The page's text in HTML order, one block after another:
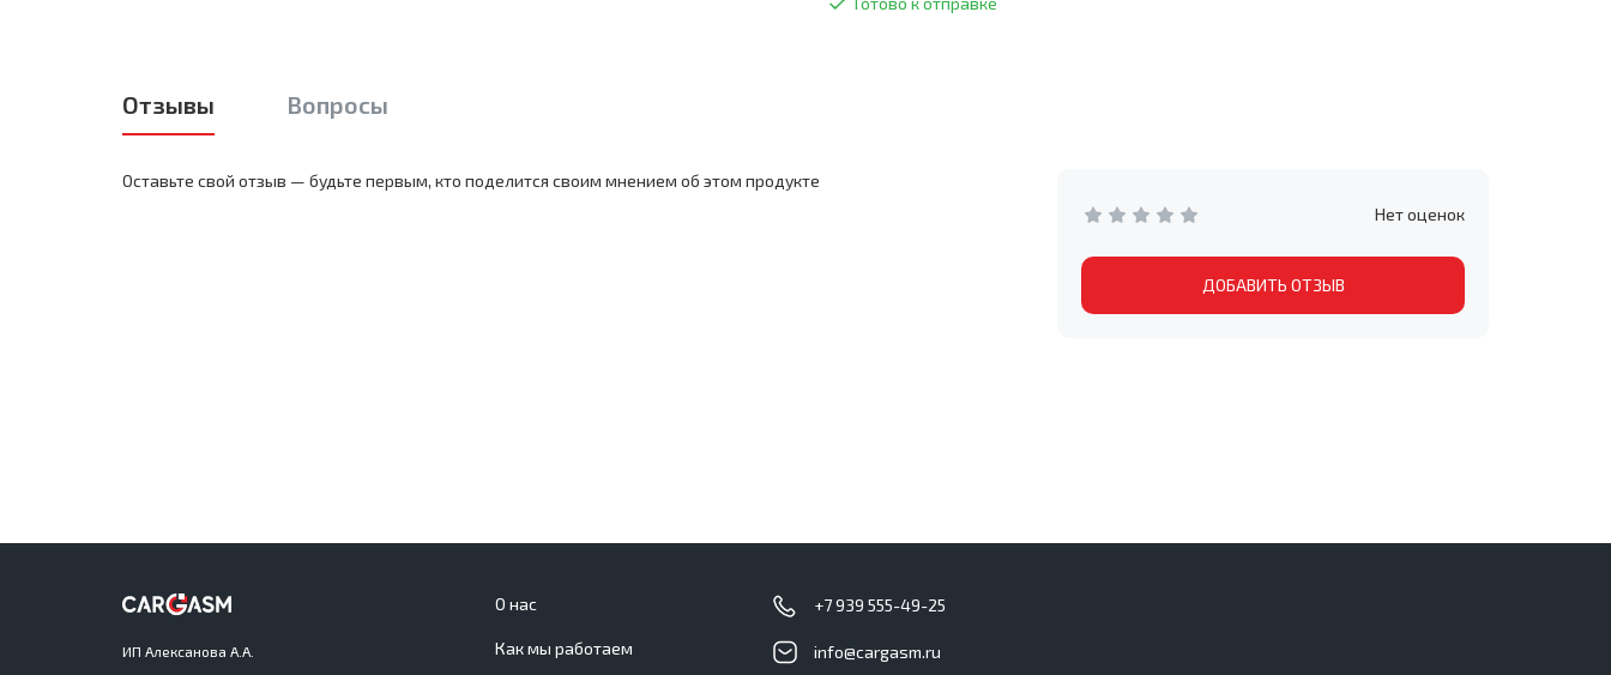
Отзывы Вопросы
Нет оценок
ДОБАВИТЬ ОТЗЫВ
Оставьте свой отзыв — будьте первым, кто поделится своим мнением об этом продукте
ИП Алексанова А.А.
О нас
Как мы работаем
+7 939 555-49-25
info@cargasm.ru